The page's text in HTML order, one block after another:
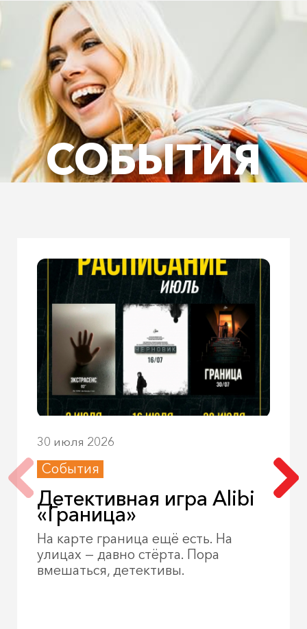
СОБЫТИЯ
30 июля 2026
События
Детективная игра Alibi
«Граница»
На карте граница ещё есть. На
улицах — давно стёрта. Пора
вмешаться, детективы.